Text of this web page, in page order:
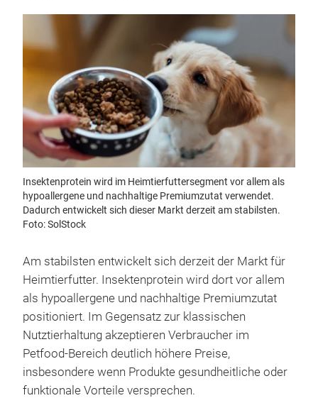
Insektenprotein wird im Heimtierfuttersegment vor allem als
hypoallergene und nachhaltige Premiumzutat verwendet.
Dadurch entwickelt sich dieser Markt derzeit am stabilsten.
Foto: SolStock
Am stabilsten entwickelt sich derzeit der Markt für
Heimtierfutter. Insektenprotein wird dort vor allem
als hypoallergene und nachhaltige Premiumzutat
positioniert. Im Gegensatz zur klassischen
Nutztierhaltung akzeptieren Verbraucher im
Petfood-Bereich deutlich höhere Preise,
insbesondere wenn Produkte gesundheitliche oder
funktionale Vorteile versprechen.